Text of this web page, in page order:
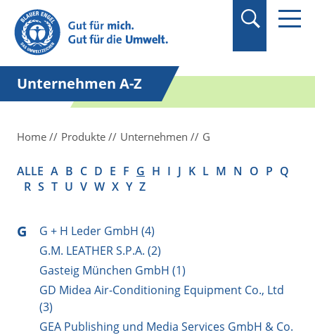
Suchbegriff in
Anführungszeichen
setzen.
Unternehmen A-Z
Home Produkte Unternehmen G
ALLE A B C D E F G H I J K L M N O P Q
R S T U V W X Y Z
G
G + H Leder GmbH (4)
G.M. LEATHER S.P.A. (2)
Gasteig München GmbH (1)
GD Midea Air-Conditioning Equipment Co., Ltd
(3)
GEA Publishing und Media Services GmbH & Co.